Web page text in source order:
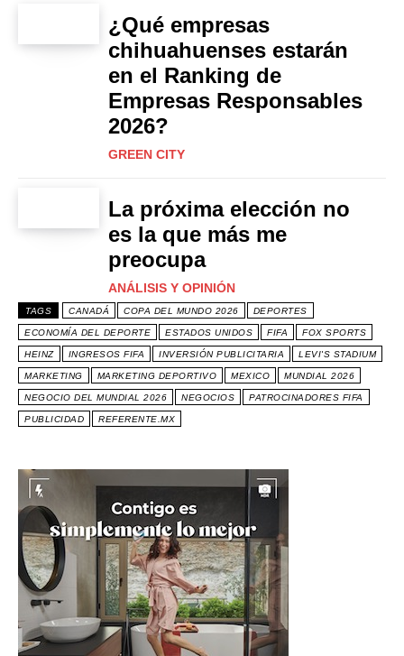
¿Qué empresas
chihuahuenses estarán
en el Ranking de
Empresas Responsables
2026?
GREEN CITY
La próxima elección no
es la que más me
preocupa
ANÁLISIS Y OPINIÓN
TAGS CANADÁ COPA DEL MUNDO 2026 DEPORTES
ECONOMÍA DEL DEPORTE ESTADOS UNIDOS FIFA FOX SPORTS
HEINZ INGRESOS FIFA INVERSIÓN PUBLICITARIA LEVI'S STADIUM
MARKETING MARKETING DEPORTIVO MEXICO MUNDIAL 2026
NEGOCIO DEL MUNDIAL 2026 NEGOCIOS PATROCINADORES FIFA
PUBLICIDAD REFERENTE.MX